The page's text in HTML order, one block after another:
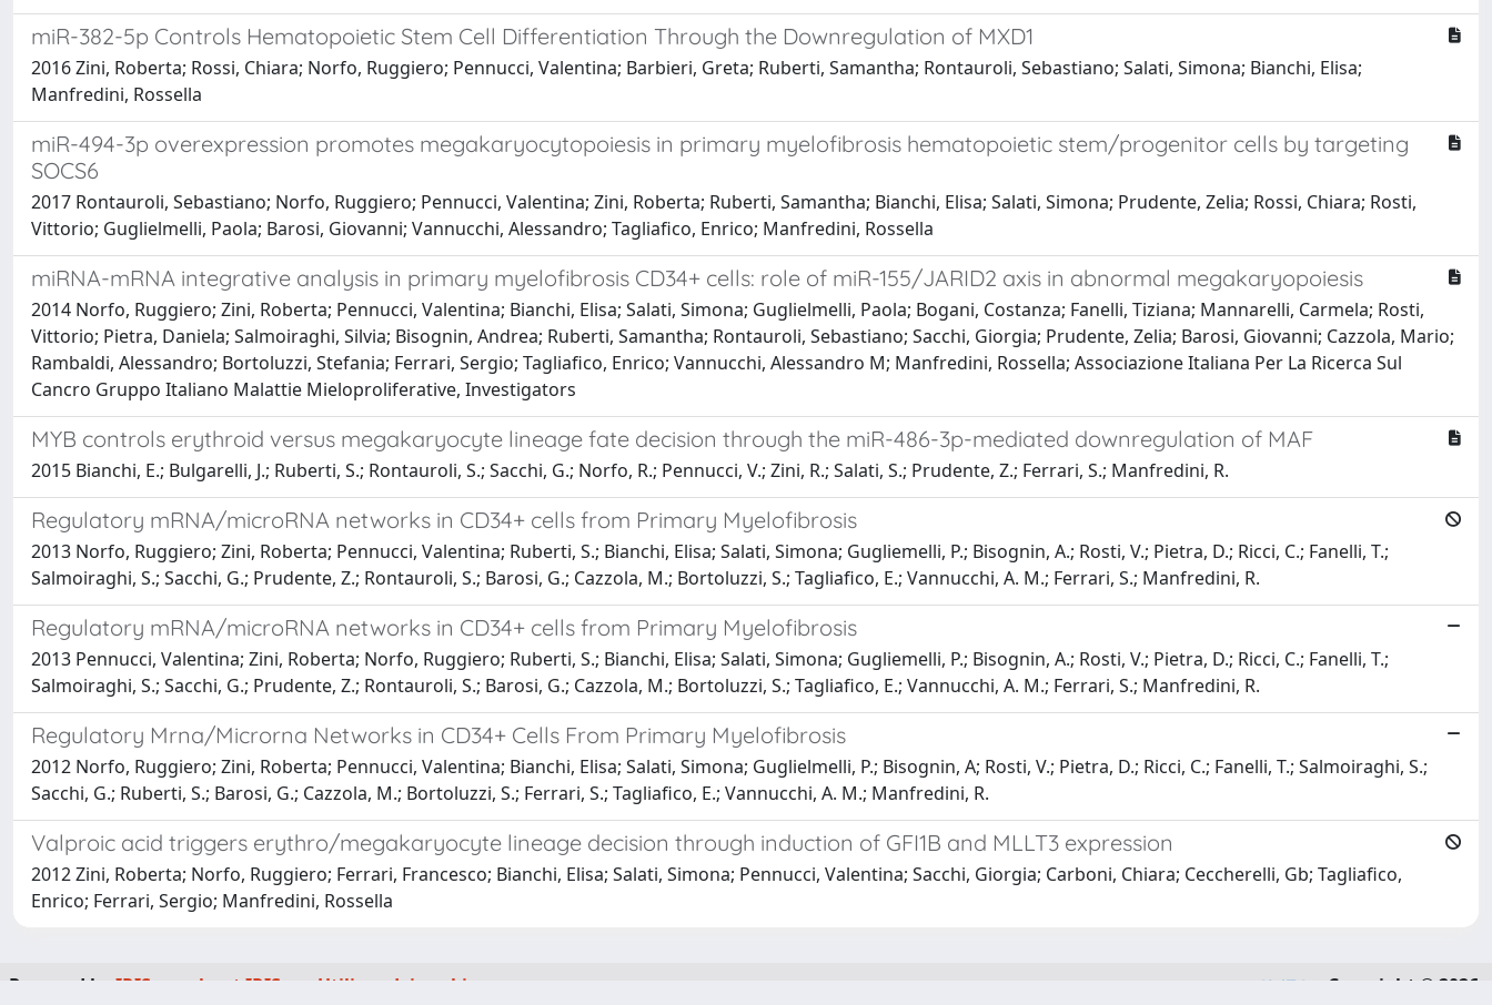
miR-382-5p Controls Hematopoietic Stem Cell Differentiation Through the Downregulation of MXD1
2016 Zini, Roberta; Rossi, Chiara; Norfo, Ruggiero; Pennucci, Valentina; Barbieri, Greta; Ruberti, Samantha; Rontauroli, Sebastiano; Salati, Simona; Bianchi, Elisa;
Manfredini, Rossella
miR-494-3p overexpression promotes megakaryocytopoiesis in primary myelofibrosis hematopoietic stem/progenitor cells by targeting
SOCS6
2017 Rontauroli, Sebastiano; Norfo, Ruggiero; Pennucci, Valentina; Zini, Roberta; Ruberti, Samantha; Bianchi, Elisa; Salati, Simona; Prudente, Zelia; Rossi, Chiara; Rosti,
Vittorio; Guglielmelli, Paola; Barosi, Giovanni; Vannucchi, Alessandro; Tagliafico, Enrico; Manfredini, Rossella
miRNA-mRNA integrative analysis in primary myelofibrosis CD34+ cells: role of miR-155/JARID2 axis in abnormal megakaryopoiesis
2014 Norfo, Ruggiero; Zini, Roberta; Pennucci, Valentina; Bianchi, Elisa; Salati, Simona; Guglielmelli, Paola; Bogani, Costanza; Fanelli, Tiziana; Mannarelli, Carmela; Rosti,
Vittorio; Pietra, Daniela; Salmoiraghi, Silvia; Bisognin, Andrea; Ruberti, Samantha; Rontauroli, Sebastiano; Sacchi, Giorgia; Prudente, Zelia; Barosi, Giovanni; Cazzola, Mario;
Rambaldi, Alessandro; Bortoluzzi, Stefania; Ferrari, Sergio; Tagliafico, Enrico; Vannucchi, Alessandro M; Manfredini, Rossella; Associazione Italiana Per La Ricerca Sul
Cancro Gruppo Italiano Malattie Mieloproliferative, Investigators
MYB controls erythroid versus megakaryocyte lineage fate decision through the miR-486-3p-mediated downregulation of MAF
2015 Bianchi, E.; Bulgarelli, J.; Ruberti, S.; Rontauroli, S.; Sacchi, G.; Norfo, R.; Pennucci, V.; Zini, R.; Salati, S.; Prudente, Z.; Ferrari, S.; Manfredini, R.
Regulatory mRNA/microRNA networks in CD34+ cells from Primary Myelofibrosis
2013 Norfo, Ruggiero; Zini, Roberta; Pennucci, Valentina; Ruberti, S.; Bianchi, Elisa; Salati, Simona; Gugliemelli, P.; Bisognin, A.; Rosti, V.; Pietra, D.; Ricci, C.; Fanelli, T.;
Salmoiraghi, S.; Sacchi, G.; Prudente, Z.; Rontauroli, S.; Barosi, G.; Cazzola, M.; Bortoluzzi, S.; Tagliafico, E.; Vannucchi, A. M.; Ferrari, S.; Manfredini, R.
Regulatory mRNA/microRNA networks in CD34+ cells from Primary Myelofibrosis
2013 Pennucci, Valentina; Zini, Roberta; Norfo, Ruggiero; Ruberti, S.; Bianchi, Elisa; Salati, Simona; Gugliemelli, P.; Bisognin, A.; Rosti, V.; Pietra, D.; Ricci, C.; Fanelli, T.;
Salmoiraghi, S.; Sacchi, G.; Prudente, Z.; Rontauroli, S.; Barosi, G.; Cazzola, M.; Bortoluzzi, S.; Tagliafico, E.; Vannucchi, A. M.; Ferrari, S.; Manfredini, R.
Regulatory Mrna/Microrna Networks in CD34+ Cells From Primary Myelofibrosis
2012 Norfo, Ruggiero; Zini, Roberta; Pennucci, Valentina; Bianchi, Elisa; Salati, Simona; Guglielmelli, P.; Bisognin, A; Rosti, V.; Pietra, D.; Ricci, C.; Fanelli, T.; Salmoiraghi, S.;
Sacchi, G.; Ruberti, S.; Barosi, G.; Cazzola, M.; Bortoluzzi, S.; Ferrari, S.; Tagliafico, E.; Vannucchi, A. M.; Manfredini, R.
Valproic acid triggers erythro/megakaryocyte lineage decision through induction of GFI1B and MLLT3 expression
2012 Zini, Roberta; Norfo, Ruggiero; Ferrari, Francesco; Bianchi, Elisa; Salati, Simona; Pennucci, Valentina; Sacchi, Giorgia; Carboni, Chiara; Ceccherelli, Gb; Tagliafico,
Enrico; Ferrari, Sergio; Manfredini, Rossella
Powered by IRIS about IRIS Utilizzo dei cookie Copyright © 2026